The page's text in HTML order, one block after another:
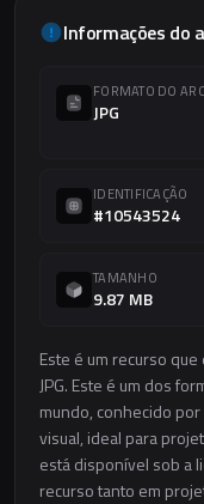
Informações do
FORMATO DO
JPG
IDENTIFICAÇÃO
#10543524
TAMANHO
9.87 MB
Este é um recurso
JPG. Este é um dos
mundo, conhecido
visual, ideal para
está disponível sob a
recurso tanto em